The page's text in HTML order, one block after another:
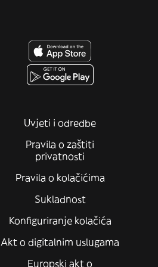
Uvjeti i odredbe
Pravila o zaštiti
privatnosti
Pravila o kolačićima
Sukladnost
Konfiguriranje kolačića
Akt o digitalnim uslugama
Europski akt o